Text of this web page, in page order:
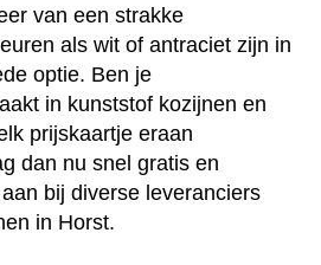
van een strakke
als wit of antraciet zijn in
optie. Ben je
in kunststof kozijnen en
prijskaartje eraan
dan nu snel gratis en
bij diverse leveranciers
in Horst.